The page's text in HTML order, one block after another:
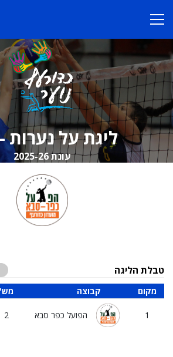
ליגת על נערות
עונת 2025-26
טבלת הליגה
'מש קבוצה מקום
2 הפועל כפר סבא 1